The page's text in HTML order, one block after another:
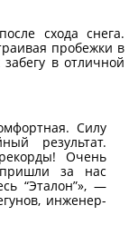
схода снега.
пробежки в
в отличной
Силу
результат.
Очень
пришли за нас
“Эталон”», —
инженер-